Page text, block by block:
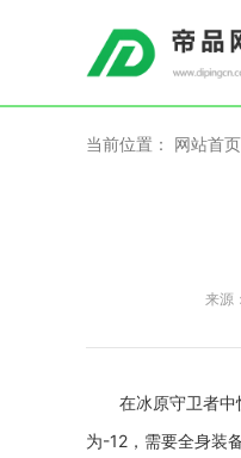
当前位置： 网站首页
来源：
在冰原守卫者
为-12，需要全身装